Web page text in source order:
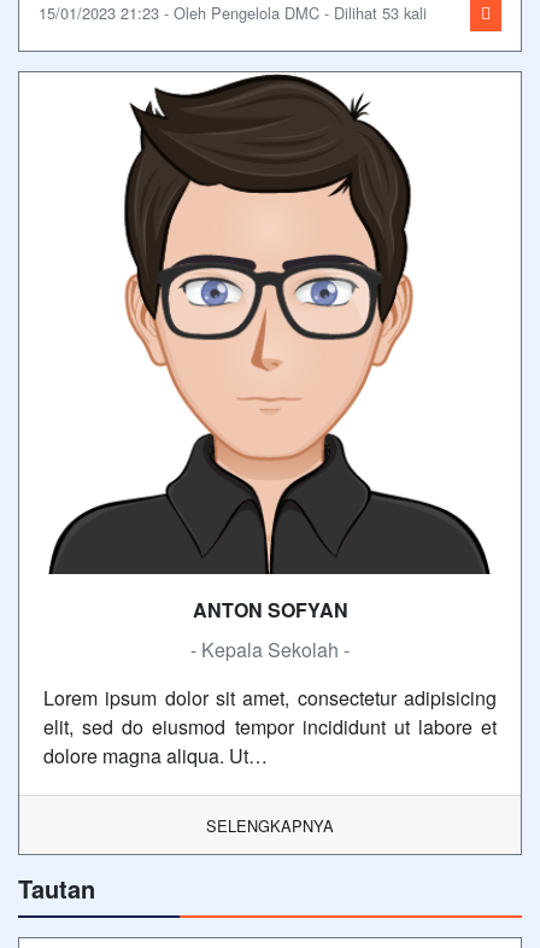
15/01/2023 21:23 - Oleh Pengelola DMC - Dilihat 53 kali
ANTON SOFYAN
- Kepala Sekolah -
Lorem ipsum dolor sit amet, consectetur adipisicing
elit, sed do eiusmod tempor incididunt ut labore et
dolore magna aliqua. Ut…
SELENGKAPNYA
Tautan